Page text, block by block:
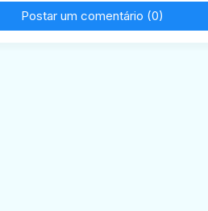
Postar um comentário (0)